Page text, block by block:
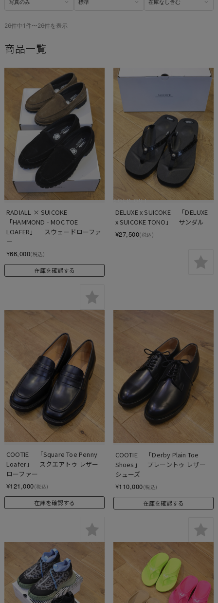
26件中1件〜26件を表示
商品一覧
RADIALL × SUICOKE
「HAMMOND - MOC TOE
LOAFER」　 スウェードローファ
ー
¥66,000(税込)
在庫を確認する
SOLD OUT
DELUXE x SUICOKE 　「DELUXE
x SUICOKE TONO」　サンダル
¥27,500(税込)
COOTIE 　「Square Toe Penny
Loafer」　スクエアトゥ レザー
ローファー
¥121,000(税込)
在庫を確認する
COOTIE 　「Derby Plain Toe
Shoes」　プレーントゥ レザー
シューズ
¥110,000(税込)
在庫を確認する